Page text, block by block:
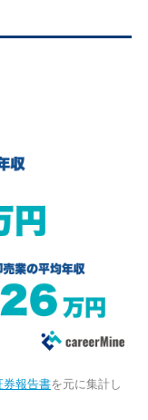
券報告書を元に集計し